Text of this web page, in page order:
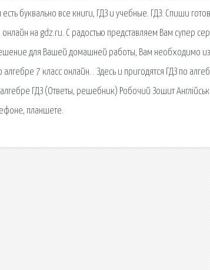
буквально все книги, ГДЗ и учебные. ГДЗ: Спиши
на gdz.ru. С радостью представляем Вам супер
для Вашей домашней работы, Вам необходимо из
7 класс онлайн. . Здесь и пригодятся ГДЗ по
ГДЗ (Ответы, решебник) Робочий Зошит
планшете.